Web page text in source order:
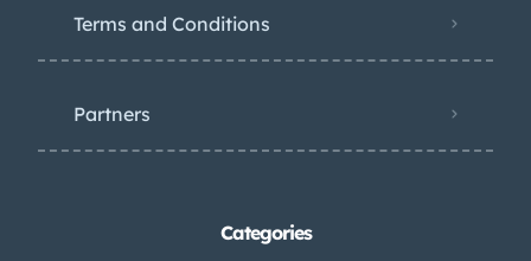
Terms and Conditions
Partners
Categories